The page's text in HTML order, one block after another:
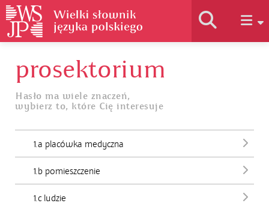
Historia słownika
Jak korzystać
Podstawy naukowe
prosektorium
Hasło ma wiele znaczeń,
wybierz to, które Cię interesuje
1.a placówka medyczna
1.b pomieszczenie
1.c ludzie